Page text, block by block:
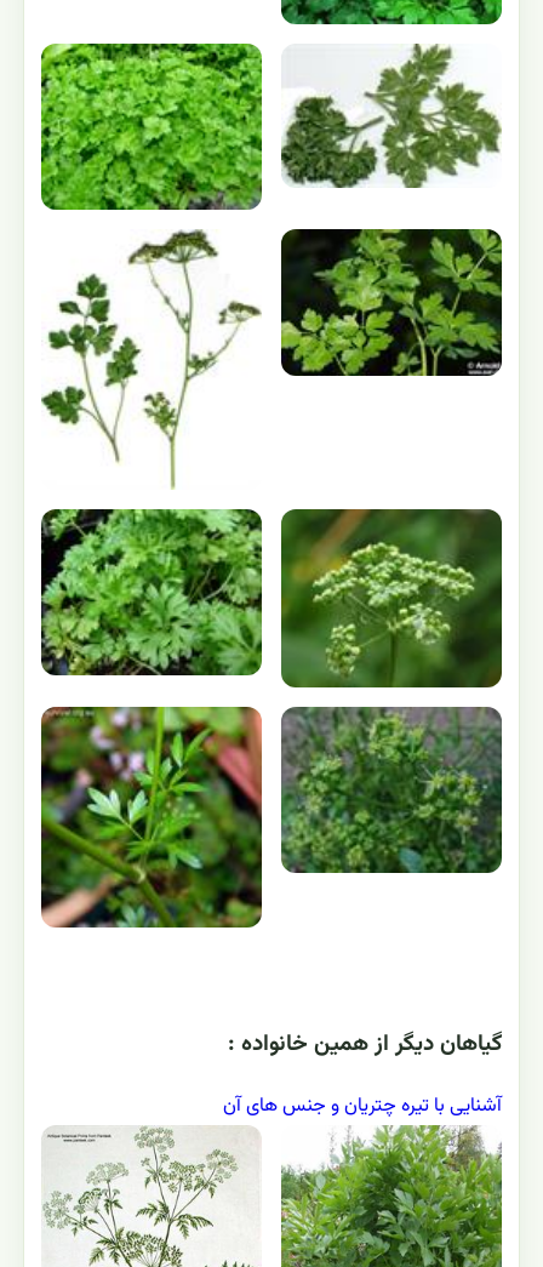
گياهان ديگر از همين خانواده :
آشنایی با تیره چتریان و جنس های آن